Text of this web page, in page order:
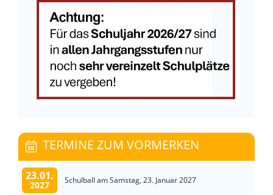
TERMINE ZUM VORMERKEN
23.01.
2027 Schulball am Samstag, 23. Januar 2027